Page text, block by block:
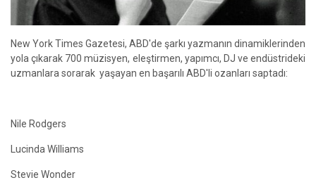
New York Times Gazetesi, ABD'de şarkı yazmanın dinamiklerinden
yola çıkarak 700 müzisyen, eleştirmen, yapımcı, DJ ve endüstrideki
uzmanlara sorarak yaşayan en başarılı ABD'li ozanları saptadı:
Nile Rodgers
Lucinda Williams
Stevie Wonder